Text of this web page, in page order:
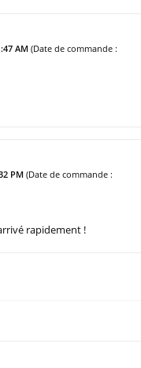
AM(Date de commande :
PM(Date de commande :
rapidement !